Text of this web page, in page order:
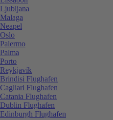
Ljubljana
Malaga
Neapel
Oslo
Palermo
Palma
Porto
Reykjavík
Brindisi Flughafen
Cagliari Flughafen
Catania Flughafen
Dublin Flughafen
Edinburgh Flughafen